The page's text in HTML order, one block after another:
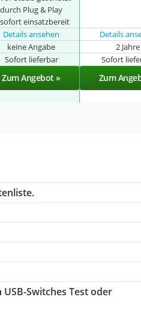
durch Plug & Play
sofort einsatzbereit
Details ansehen Details
keine Angabe 2 Jahre
Sofort lieferbar Sofort
Zum Angebot » Zum
Switches Test oder